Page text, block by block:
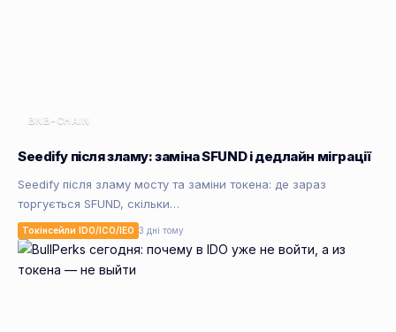
BNB-CHAIN
Seedify після зламу: заміна SFUND і дедлайн міграції
Seedify після зламу мосту та заміни токена: де зараз
торгується SFUND, скільки…
Токінсейли IDO/ICO/IEO 3 дні тому